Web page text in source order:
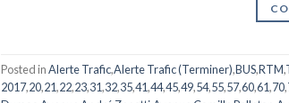
Posted inAlerte Trafic,Alerte Trafic (Terminer),BUS,RTM,
2017,20,21,22,23,31,32,35,41,44,45,49,54,55,57,60,61,70,